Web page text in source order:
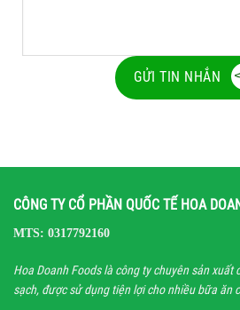
GỬI TIN NHẮN
CÔNG TY CỔ PHẦN QUỐC TẾ HOA
MTS: 0317792160
Hoa Doanh Foods là công ty chuyên sản
sạch, được sử dụng tiện lợi cho nhiều bữa ăn